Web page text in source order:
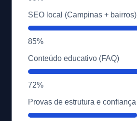
SEO local (Campinas + bairros)
85%
Conteúdo educativo (FAQ)
72%
Provas de estrutura e confiança